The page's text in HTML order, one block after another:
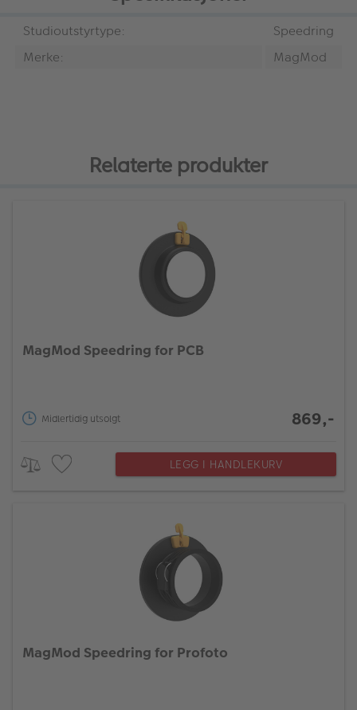
Studioutstyrtype:
Speedring
Merke:
MagMod
Relaterte produkter
MagMod Speedring for PCB
Midlertidig utsolgt 869,-
LEGG I HANDLEKURV
MagMod Speedring for Profoto